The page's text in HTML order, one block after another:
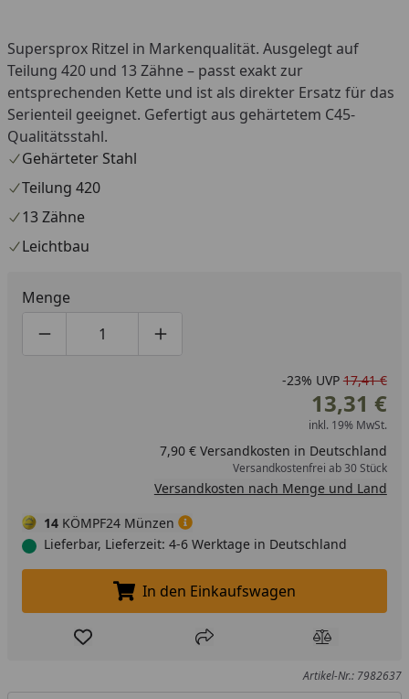
Supersprox Ritzel in Markenqualität. Ausgelegt auf
Teilung 420 und 13 Zähne – passt exakt zur
entsprechenden Kette und ist als direkter Ersatz für das
Serienteil geeignet. Gefertigt aus gehärtetem C45-
Qualitätsstahl.
Gehärteter Stahl
Teilung 420
13 Zähne
Leichtbau
Menge
Produktmenge um eins verringern
Produktmenge manuell eingeben
Produktmenge um eins erhöhen
-23% UVP 17,41 €
13,31 €
inkl. 19% MwSt.
7,90 € Versandkosten in Deutschland
Versandkostenfrei ab 30 Stück
Versandkosten nach Menge und Land
14 KÖMPF24 Münzen
Lieferbar, Lieferzeit: 4-6 Werktage in Deutschland
In den Einkaufswagen legen
In den Einkaufswagen
Produkt zur Wunschliste hinzufügen
Teilen Produkt
Artikel-Nr.: 7982637